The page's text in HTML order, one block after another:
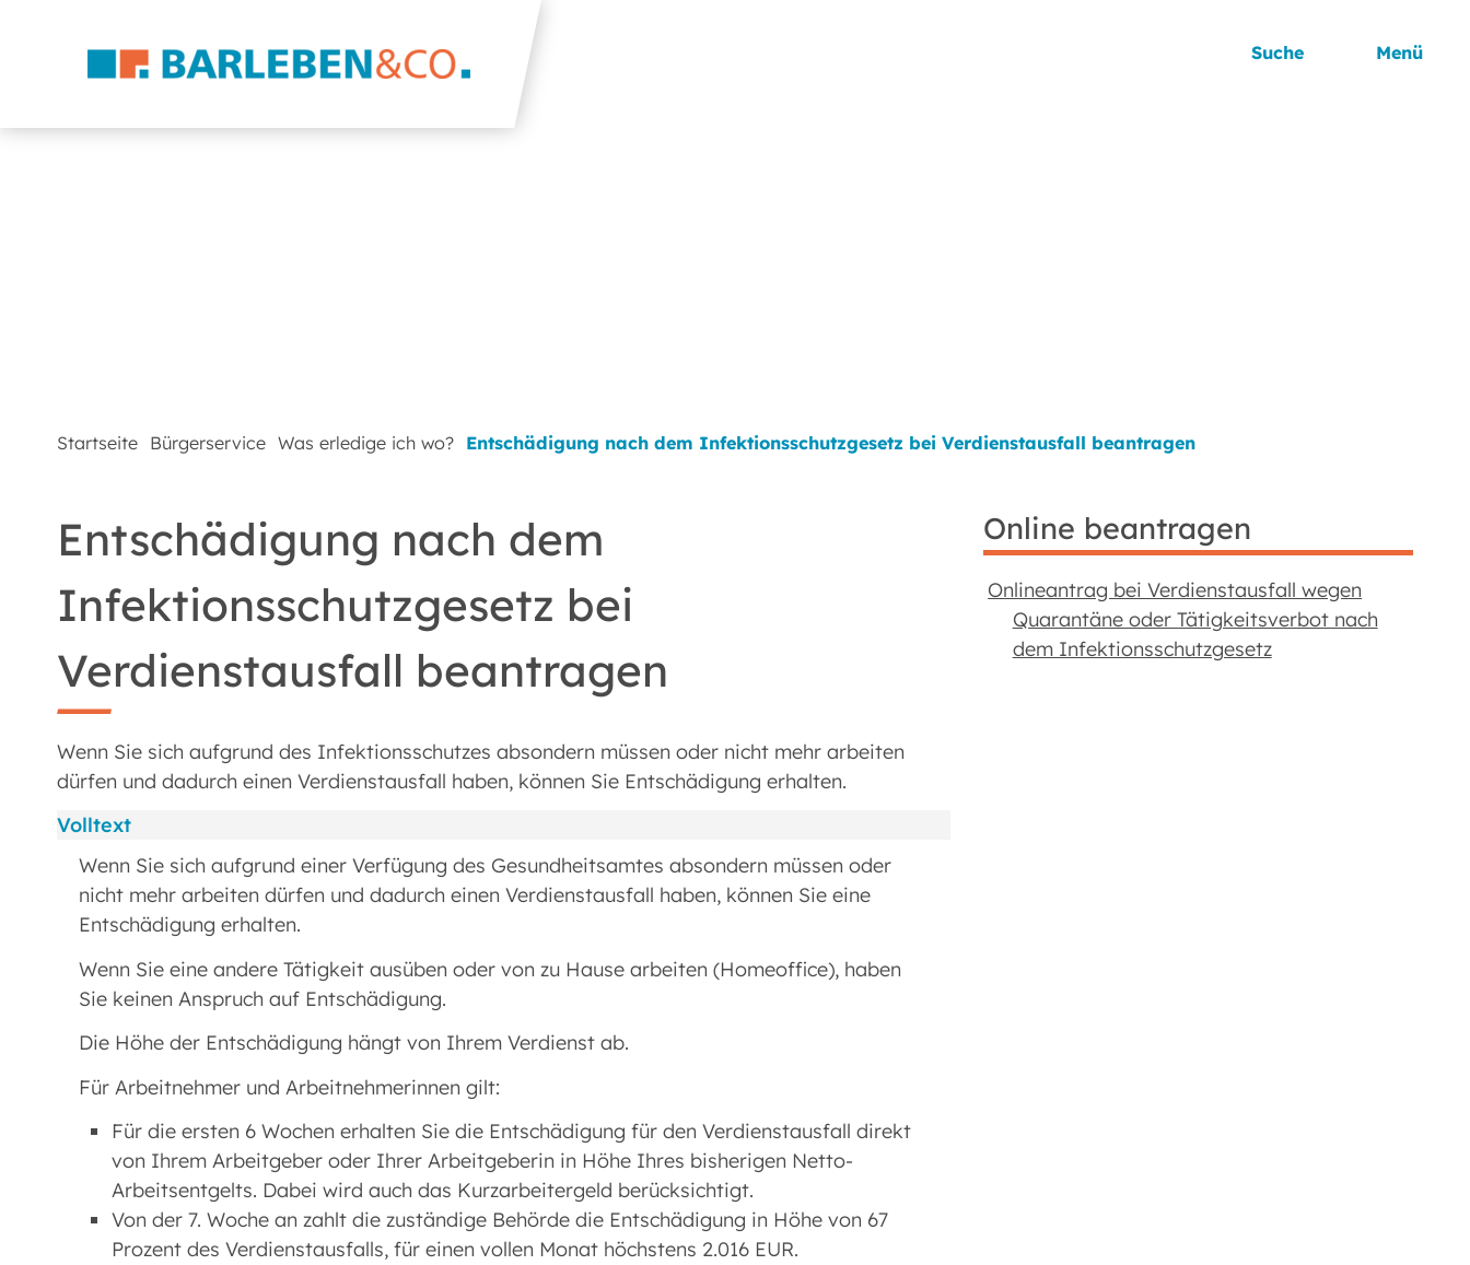
Suche Menü
Startseite Bürgerservice Was erledige ich wo? Entschädigung nach dem Infektionsschutzgesetz bei Verdienstausfall beantragen
Entschädigung nach dem
Infektionsschutzgesetz bei
Verdienstausfall beantragen
Wenn Sie sich aufgrund des Infektionsschutzes absondern müssen oder nicht mehr arbeiten
dürfen und dadurch einen Verdienstausfall haben, können Sie Entschädigung erhalten.
Volltext
Wenn Sie sich aufgrund einer Verfügung des Gesundheitsamtes absondern müssen oder
nicht mehr arbeiten dürfen und dadurch einen Verdienstausfall haben, können Sie eine
Entschädigung erhalten.
Wenn Sie eine andere Tätigkeit ausüben oder von zu Hause arbeiten (Homeoffice), haben
Sie keinen Anspruch auf Entschädigung.
Die Höhe der Entschädigung hängt von Ihrem Verdienst ab.
Für Arbeitnehmer und Arbeitnehmerinnen gilt:
Für die ersten 6 Wochen erhalten Sie die Entschädigung für den Verdienstausfall direkt
von Ihrem Arbeitgeber oder Ihrer Arbeitgeberin in Höhe Ihres bisherigen Netto-
Arbeitsentgelts. Dabei wird auch das Kurzarbeitergeld berücksichtigt.
Von der 7. Woche an zahlt die zuständige Behörde die Entschädigung in Höhe von 67
Prozent des Verdienstausfalls, für einen vollen Monat höchstens 2.016 EUR.
Online beantragen
Onlineantrag bei Verdienstausfall wegen
Quarantäne oder Tätigkeitsverbot nach
dem Infektionsschutzgesetz